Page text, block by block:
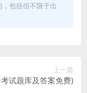
包括但不限于出
上一篇
试题库及答案免费)